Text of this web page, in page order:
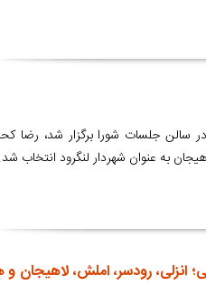
جلسات شورا برگزار شد، رضا
به عنوان شهردار لنگرود انتخاب شد.
انزلی، رودسر، املش، لاهیجان و